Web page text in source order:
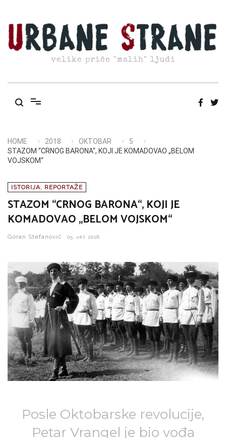
content
velike priče "malih" ljudi
HOME 2018 OKTOBAR
5
STAZOM “CRNOG BARONA“, KOJI JE KOMADOVAO „BELOM
VOJSKOM“
ISTORIJA, REPORTAŽE
STAZOM “CRNOG BARONA“, KOJI JE
KOMADOVAO „BELOM VOJSKOM“
Goran Stefanović 05. okt 2018.
Posle Oktobarske revolucije,
Petar Vrangel je bio vođa